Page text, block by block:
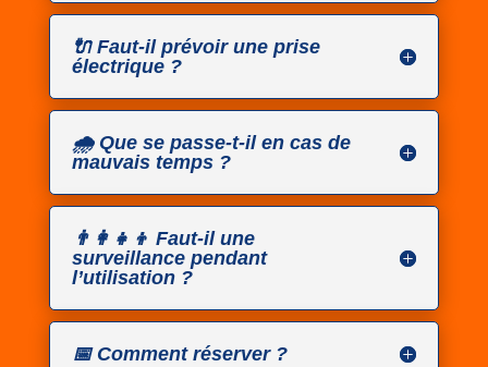
🔌 Faut-il prévoir une prise
électrique ?
🌧️ Que se passe-t-il en cas de
mauvais temps ?
👨‍👩‍👧‍👦 Faut-il une
surveillance pendant
l’utilisation ?
📅 Comment réserver ?